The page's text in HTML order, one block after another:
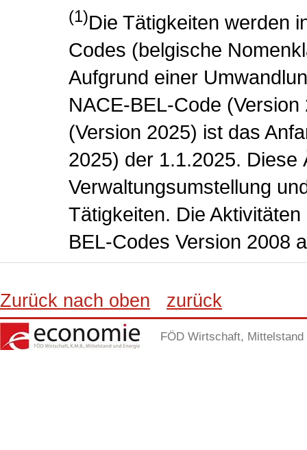
(1)Die Tätigkeiten werden
Codes (belgische
Aufgrund einer
NACE-BEL-Code
(Version 2025) ist das
2025) der 1.1.2025. Diese
Verwaltungsumstellung
Tätigkeiten. Die
BEL-Codes Version 2008
Zurück nach oben zurück
FÖD Wirtschaft, Mittelstand